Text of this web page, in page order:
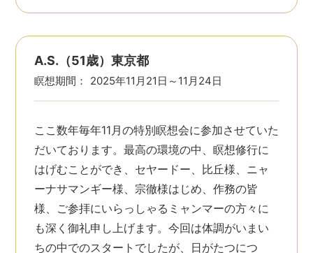
A.S.（51歳）東京都
瞑想期間： 2025年11月21日～11月24日
ここ数年毎年11月の特別瞑想会に参加させていた
だいております。最高の環境の中、瞑想修行に
はげむことができ、セヤードー、比丘様、ニャ
ーナサマンギー様、宗徹様はじめ、作務の皆
様、ご参拝にいらっしゃるミャンマーの方々に
も深く御礼申し上げます。今回は体調がいまい
ちの中でのスタートでしたが、日がたつにつ